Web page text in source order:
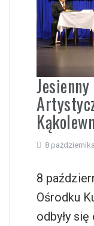
8
8
Ośrodku
odbyły